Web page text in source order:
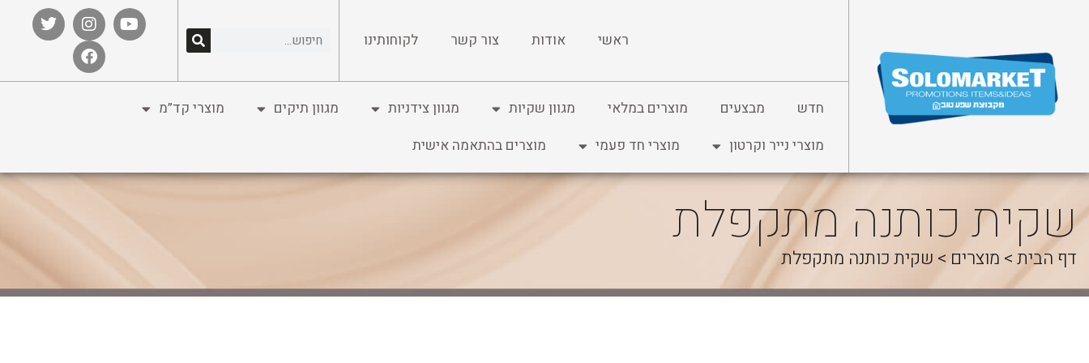
ראשי אודות צור קשר לקוחותינו
חדש מבצעים מוצרים במלאי מגוון שקיות מגוון צידניות מגוון תיקים
מוצרי קד”מ
מוצרי נייר וקרטון
מוצרי חד פעמי מוצרים בהתאמה אישית
שקית כותנה מתקפלת
דף הבית> מוצרים > שקית כותנה מתקפלת